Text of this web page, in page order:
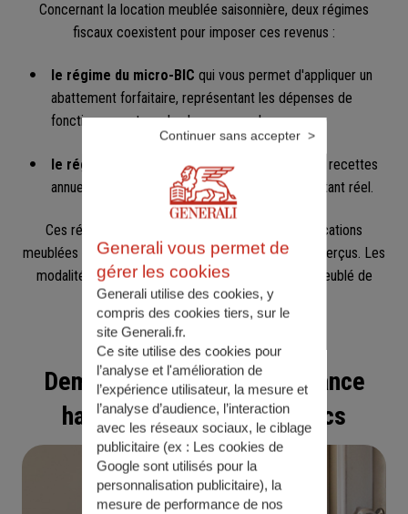
Concernant la location meublée saisonnière, deux régimes
fiscaux coexistent pour imposer ces revenus :
le régime du micro-BIC qui vous permet d'appliquer un
abattement forfaitaire, représentant les dépenses de
fonctionnement, sur les loyers annuels perçus ;
le régime réel
qui vous permet de déduire des recettes
annuelles l’ensemble des charges pour leur montant réel.
Ces régimes d’imposition sont applicables aux locations
meublées en fonction du montant annuel des loyers perçus. Les
modalités diffèrent aussi en fonction du type de meublé de
tourisme, à savoir s’il est classé ou non.
Demandez un devis d'assurance
habitation en quelques clics
Generali vous permet de
gérer les cookies
Generali utilise des cookies, y
compris des cookies tiers, sur le
site Generali.fr.
Ce site utilise des cookies pour
l’analyse et l'amélioration de
l’expérience utilisateur, la mesure et
l’analyse d’audience, l’interaction
avec les réseaux sociaux, le ciblage
publicitaire (ex : Les cookies de
Google sont utilisés pour la
personnalisation publicitaire), la
mesure de performance de nos
Continuer sans accepter